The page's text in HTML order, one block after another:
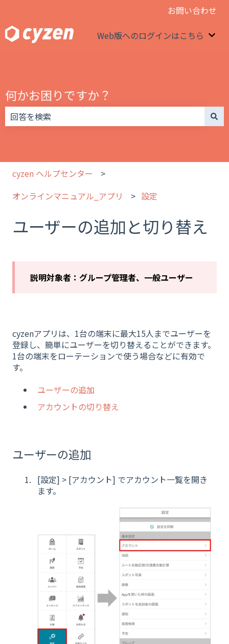
お問い合わせ
Web版へのログインはこちら
何かお困りですか？
cyzen ヘルプセンター
オンラインマニュアル_アプリ
設定
ユーザーの追加と切り替え
説明対象者：グループ管理者、一般ユーザー
cyzenアプリは、1台の端末に最大15人までユーザーを
登録し、簡単にユーザーを切り替えることができます。
1台の端末をローテーションで使う場合などに有効で
す。
ユーザーの追加
アカウントの切り替え
ユーザーの追加
[設定] > [アカウント] でアカウント一覧を開き
ます。